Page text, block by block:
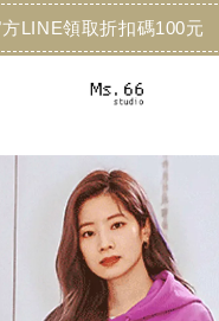
LINE領取折扣碼100元